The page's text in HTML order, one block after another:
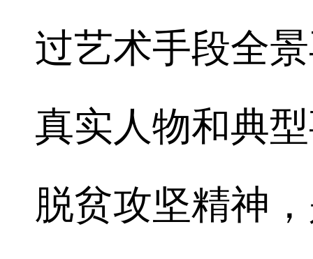
过艺术手段全
真实人物和典
脱贫攻坚精神